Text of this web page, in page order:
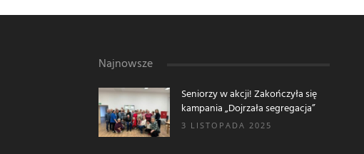
Najnowsze
Seniorzy w akcji! Zakończyła się
kampania „Dojrzała segregacja”
3 LISTOPADA 2025